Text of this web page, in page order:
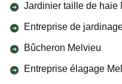
Jardinier taille de haie
Entreprise de
Bûcheron Melvieu
Entreprise élagage